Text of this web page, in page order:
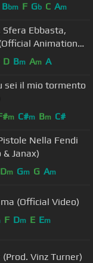
Bbm F Gb C Am
Sfera Ebbasta,
Animation
D Bm Am A
sei il mio tormento
m C#m Bm C#
Nella Fendi
& Janax)
Dm Gm G Am
(Official Video)
F Dm E Em
BL4IR - Me Vo' ? (Prod. Vinz Turner)